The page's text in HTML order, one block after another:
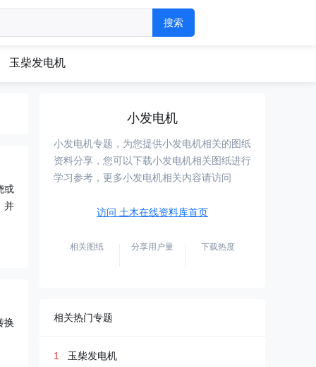
玉柴发电机
或
并
换
小发电机
小发电机专题，为您提供小发电机相关的图纸
资料分享，您可以下载小发电机相关图纸进行
学习参考，更多小发电机相关内容请访问
访问 土木在线资料库首页
相关图纸 分享用户量 下载热度
相关热门专题
1 玉柴发电机